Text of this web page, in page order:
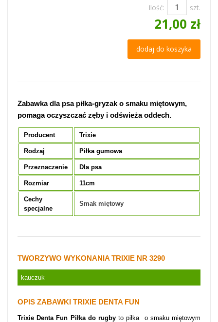
Ilość: szt.
21,00 zł
dodaj do koszyka
Zabawka dla psa piłka-gryzak o smaku miętowym,
pomaga oczyszczać zęby i odświeża oddech.
Producent Trixie
Rodzaj Piłka gumowa
Przeznaczenie Dla psa
Rozmiar 11cm
Cechy
specjalne
Smak miętowy
TWORZYWO WYKONANIA TRIXIE NR 3290
kauczuk
OPIS ZABAWKI TRIXIE DENTA FUN
Trixie Denta Fun Piłka do rugbyto piłka o smaku miętowym